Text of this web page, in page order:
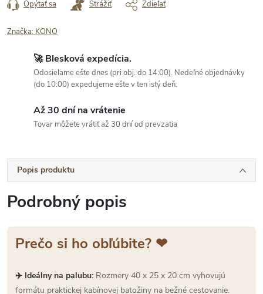
Opýtať sa Strážiť Zdieľať
Značka: KONO
🚀 Blesková expedícia.
Odosielame ešte dnes (pri obj. do 14:00). Nedeľné objednávky
(do 10:00) expedujeme ešte v ten istý deň.
Až 30 dní na vrátenie
Tovar môžete vrátiť až 30 dní od prevzatia
Popis produktu
Podrobný popis
Prečo si ho obľúbite? ❤
✈️ Ideálny na palubu: Rozmery 40 x 25 x 20 cm vyhovujú
formátu praktickej kabínovej batožiny na bežné cestovanie.